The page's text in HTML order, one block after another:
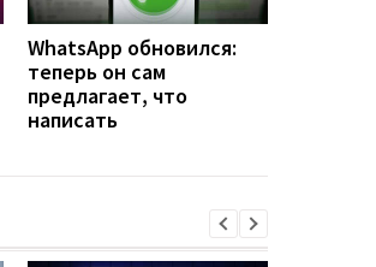
WhatsApp обновился:
теперь он сам
предлагает, что
написать